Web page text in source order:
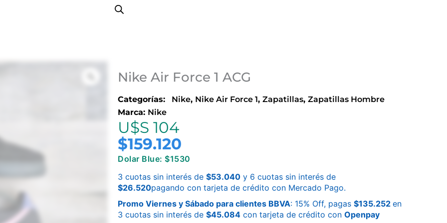
Nike Air Force 1 ACG
Categorías: Nike, Nike Air Force 1,Zapatillas,Zapatillas Hombre
Marca: Nike
U$S 104
$159.120
Dolar Blue: $1530
3 cuotas sin interés de$53.040 y 6 cuotas sin interés de
$26.520pagando con tarjeta de crédito con Mercado Pago.
Promo Viernes y Sábado para clientes BBVA: 15% Off, pagas$135.252 en
3 cuotas sin interés de$45.084 con tarjeta de crédito conOpenpay